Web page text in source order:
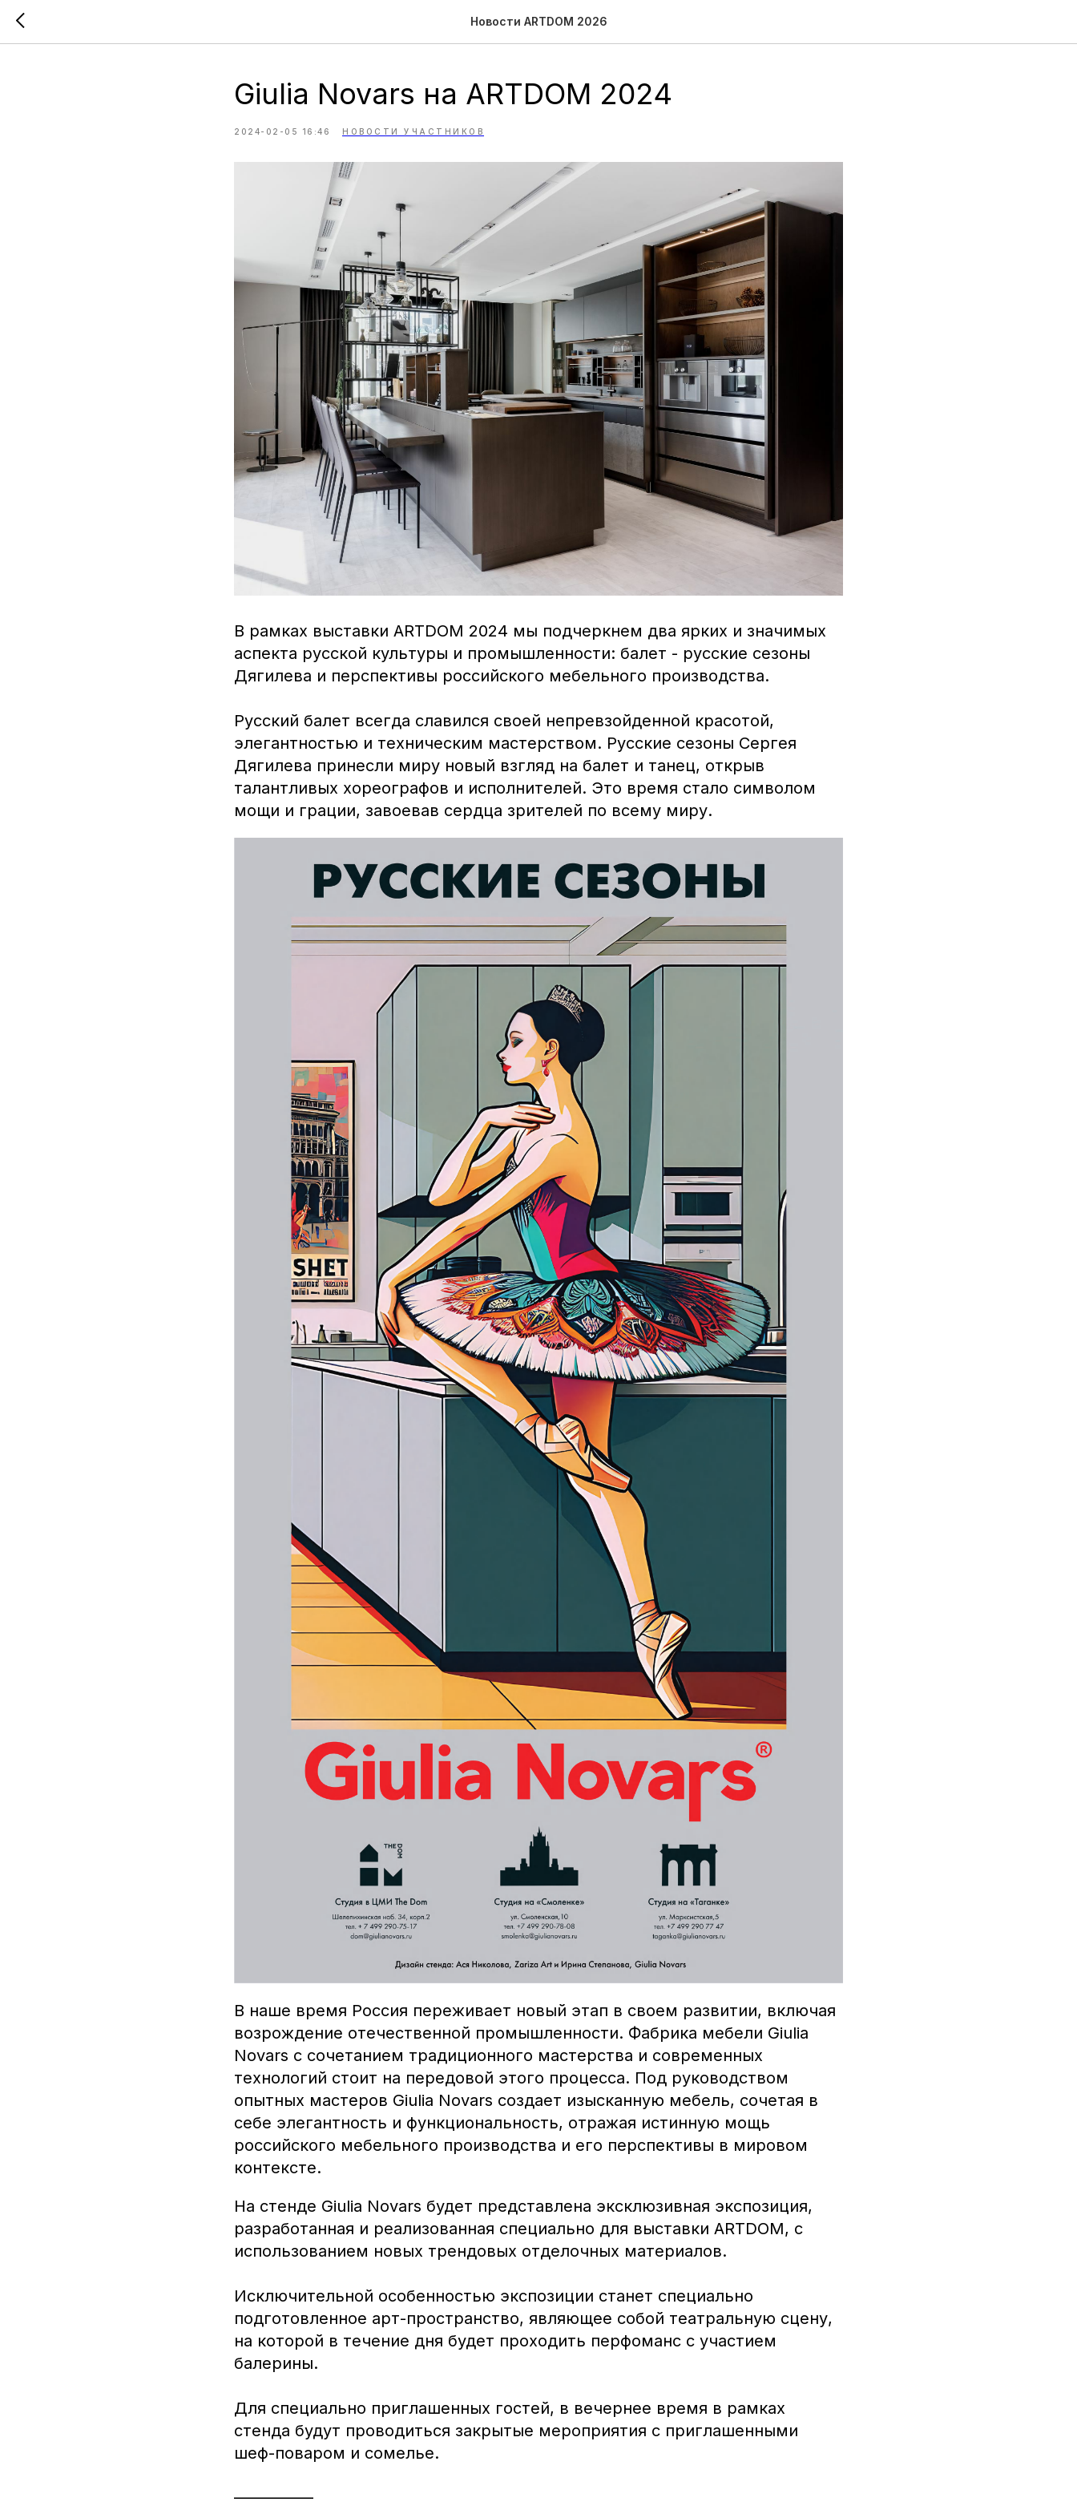
Новости ARTDOM 2026
Giulia Novars на ARTDOM 2024
2024-02-05 16:46 НОВОСТИ УЧАСТНИКОВ
В рамках выставки ARTDOM 2024 мы подчеркнем два ярких и значимых
аспекта русской культуры и промышленности: балет - русские сезоны
Дягилева и перспективы российского мебельного производства.
Русский балет всегда славился своей непревзойденной красотой,
элегантностью и техническим мастерством. Русские сезоны Сергея
Дягилева принесли миру новый взгляд на балет и танец, открыв
талантливых хореографов и исполнителей. Это время стало символом
мощи и грации, завоевав сердца зрителей по всему миру.
В наше время Россия переживает новый этап в своем развитии, включая
возрождение отечественной промышленности. Фабрика мебели Giulia
Novars с сочетанием традиционного мастерства и современных
технологий стоит на передовой этого процесса. Под руководством
опытных мастеров Giulia Novars создает изысканную мебель, сочетая в
себе элегантность и функциональность, отражая истинную мощь
российского мебельного производства и его перспективы в мировом
контексте.
На стенде Giulia Novars будет представлена эксклюзивная экспозиция,
разработанная и реализованная специально для выставки ARTDOM, с
использованием новых трендовых отделочных материалов.
Исключительной особенностью экспозиции станет специально
подготовленное арт-пространство, являющее собой театральную сцену,
на которой в течение дня будет проходить перфоманс с участием
балерины.
Для специально приглашенных гостей, в вечернее время в рамках
стенда будут проводиться закрытые мероприятия с приглашенными
шеф-поваром и сомелье.